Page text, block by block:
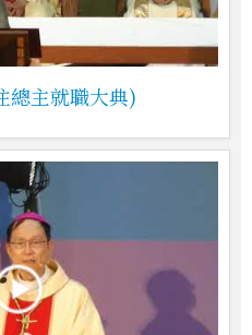
總主就職大典)